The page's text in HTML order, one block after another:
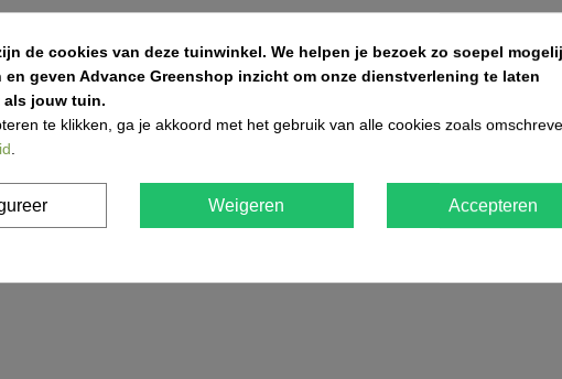
aan om spoorvorming te voorkomen. Voor decoratieve
de cookies van deze tuinwinkel. We helpen je bezoek zo soepel
en geven Advance Greenshop inzicht om onze dienstverlening te laten
jouw tuin.
te klikken, ga je akkoord met het gebruik van alle cookies zoals
Weigeren Accepteren